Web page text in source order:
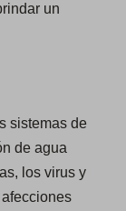
un
sistemas de
de agua
los virus y